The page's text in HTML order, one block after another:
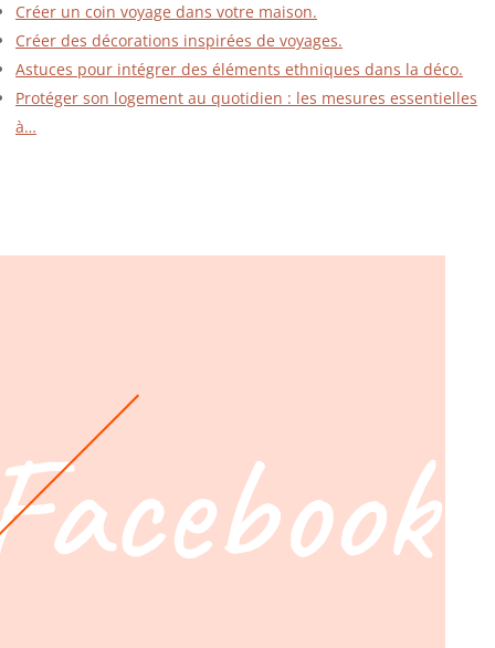
Créer un coin voyage dans votre maison.
Créer des décorations inspirées de voyages.
Astuces pour intégrer des éléments ethniques dans la déco.
Protéger son logement au quotidien : les mesures essentielles
à…